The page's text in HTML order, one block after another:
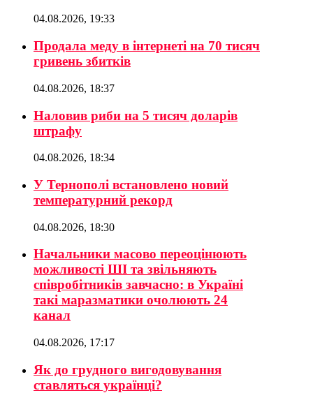
04.08.2026, 19:33
Продала меду в інтернеті на 70 тисяч
гривень збитків
04.08.2026, 18:37
Наловив риби на 5 тисяч доларів
штрафу
04.08.2026, 18:34
У Тернополі встановлено новий
температурний рекорд
04.08.2026, 18:30
Начальники масово переоцінюють
можливості ШІ та звільняють
співробітників завчасно: в Україні
такі маразматики очолюють 24
канал
04.08.2026, 17:17
Як до грудного вигодовування
ставляться українці?